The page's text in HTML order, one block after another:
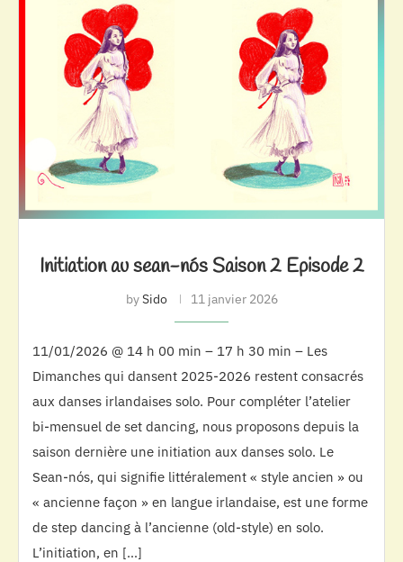
Initiation au sean-nós Saison 2 Episode 2
bySido 11 janvier 2026
11/01/2026 @ 14 h 00 min – 17 h 30 min – Les
Dimanches qui dansent 2025-2026 restent consacrés
aux danses irlandaises solo. Pour compléter l’atelier
bi-mensuel de set dancing, nous proposons depuis la
saison dernière une initiation aux danses solo. Le
Sean-nós, qui signifie littéralement « style ancien » ou
« ancienne façon » en langue irlandaise, est une forme
de step dancing à l’ancienne (old-style) en solo.
L’initiation, en […]